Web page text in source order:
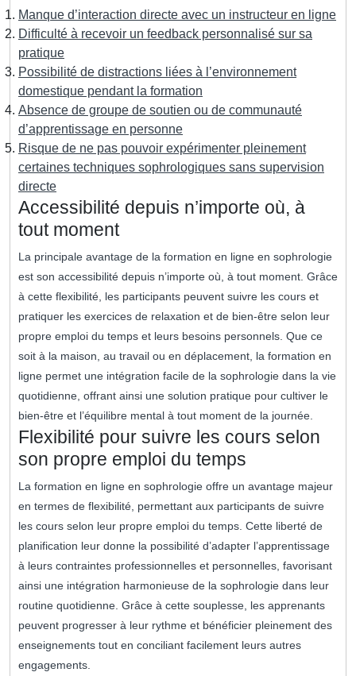
Manque d’interaction directe avec un instructeur en ligne
Difficulté à recevoir un feedback personnalisé sur sa
pratique
Possibilité de distractions liées à l’environnement
domestique pendant la formation
Absence de groupe de soutien ou de communauté
d’apprentissage en personne
Risque de ne pas pouvoir expérimenter pleinement
certaines techniques sophrologiques sans supervision
directe
Accessibilité depuis n’importe où, à
tout moment
La principale avantage de la formation en ligne en sophrologie
est son accessibilité depuis n’importe où, à tout moment. Grâce
à cette flexibilité, les participants peuvent suivre les cours et
pratiquer les exercices de relaxation et de bien-être selon leur
propre emploi du temps et leurs besoins personnels. Que ce
soit à la maison, au travail ou en déplacement, la formation en
ligne permet une intégration facile de la sophrologie dans la vie
quotidienne, offrant ainsi une solution pratique pour cultiver le
bien-être et l’équilibre mental à tout moment de la journée.
Flexibilité pour suivre les cours selon
son propre emploi du temps
La formation en ligne en sophrologie offre un avantage majeur
en termes de flexibilité, permettant aux participants de suivre
les cours selon leur propre emploi du temps. Cette liberté de
planification leur donne la possibilité d’adapter l’apprentissage
à leurs contraintes professionnelles et personnelles, favorisant
ainsi une intégration harmonieuse de la sophrologie dans leur
routine quotidienne. Grâce à cette souplesse, les apprenants
peuvent progresser à leur rythme et bénéficier pleinement des
enseignements tout en conciliant facilement leurs autres
engagements.